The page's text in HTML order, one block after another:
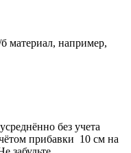
материал, например,
без учета
прибавки 10 см на